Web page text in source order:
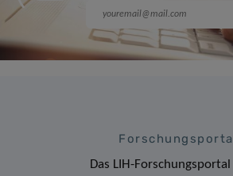
Das LIH-